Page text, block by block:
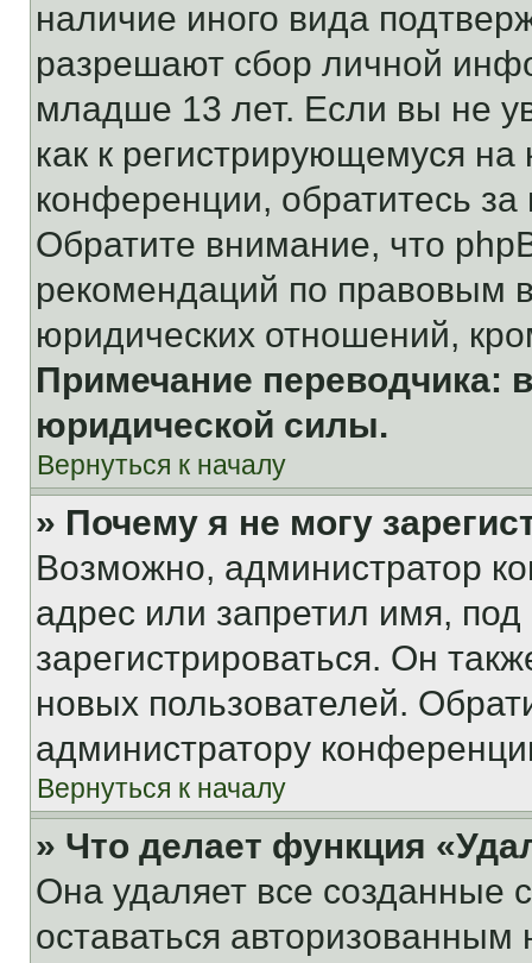
наличие иного вида
разрешают сбор личной
младше 13 лет. Если вы не
как к регистрирующемуся
конференции, обратитесь
Обратите внимание, что
рекомендаций по правовым
юридических отношений,
Примечание переводчика:
юридической силы.
Вернуться к началу
» Почему я не могу
Возможно, администратор
адрес или запретил имя,
зарегистрироваться. Он
новых пользователей.
администратору
Вернуться к началу
» Что делает функция
Она удаляет все созданные
оставаться